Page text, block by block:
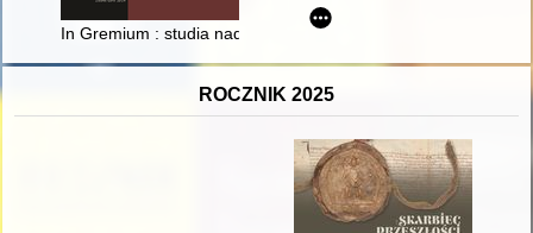
In Gremium : studia nad historią, kulturą i polityką. T. 18 (2024)
ROCZNIK 2025